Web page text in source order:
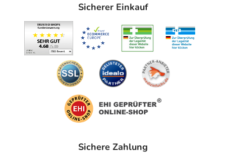
Sicherer Einkauf
Sichere Zahlung